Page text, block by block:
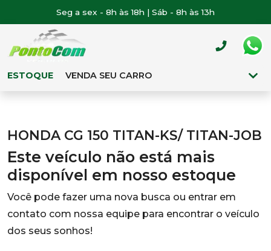
Seg a sex - 8h às 18h | Sáb - 8h às 13h
ESTOQUE VENDA SEU CARRO
HONDA CG 150 TITAN-KS/ TITAN-JOB
Este veículo não está mais
disponível em nosso estoque
Você pode fazer uma nova busca ou entrar em
contato com nossa equipe para encontrar o veículo
dos seus sonhos!